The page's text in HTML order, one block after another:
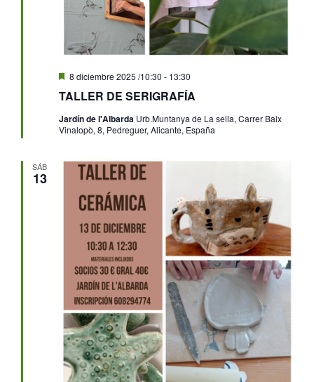
TALLER DE SERIGRAFÍA
Destacado
8 diciembre 2025 /10:30 - 13:30
Jardín de l'Albarda Urb.Muntanya de La sella, Carrer Baix
Vinalopò, 8, Pedreguer, Alicante, España
SÁB
13